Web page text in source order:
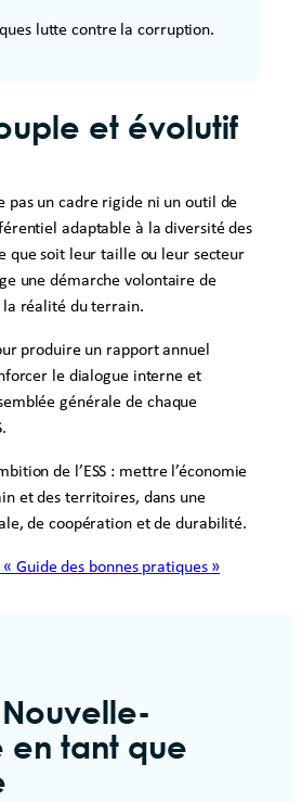
lutte contre la corruption.
et évolutif
pas un cadre rigide ni un outil de
adaptable à la diversité des
que soit leur taille ou leur secteur
une démarche volontaire de
la réalité du terrain.
produire un rapport annuel
le dialogue interne et
générale de chaque
de l’ESS : mettre l’économie
et des territoires, dans une
de coopération et de durabilité.
Guide des bonnes pratiques »
Nouvelle-
en tant que